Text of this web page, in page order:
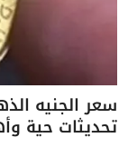
تحديثات حية